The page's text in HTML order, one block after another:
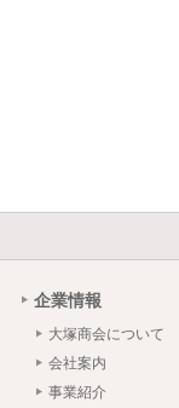
企業情報
大塚商会について
会社案内
事業紹介